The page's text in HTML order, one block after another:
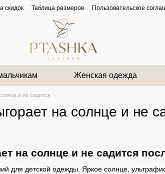
скидок Таблица размеров Пользовательское
Женская одежда
и не садится
на солнце и не
на солнце и не садится
для детской одежды. Яркое солнце,